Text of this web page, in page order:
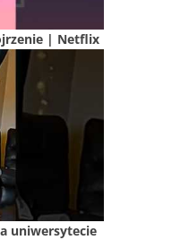
| Netflix
uniwersytecie